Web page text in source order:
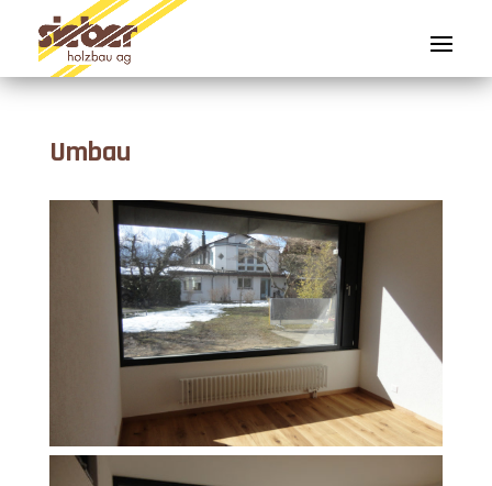
Umbau